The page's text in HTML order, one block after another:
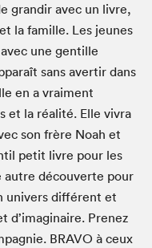
grandir avec un livre,
la famille. Les jeunes
une gen­tille
sans aver­tir dans
en a vrai­ment
et la réal­ité. Elle vivra
son frère Noah et
petit livre pour les
autre décou­verte pour
univers dif­férent et
d’imag­i­naire. Prenez
BRA­VO à ceux